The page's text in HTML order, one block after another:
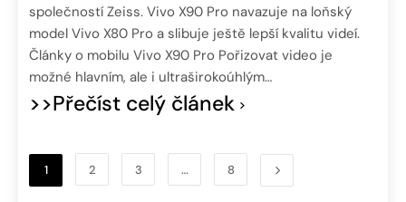
společností Zeiss. Vivo X90 Pro navazuje na loňský
model Vivo X80 Pro a slibuje ještě lepší kvalitu videí.
Články o mobilu Vivo X90 Pro Pořizovat video je
možné hlavním, ale i ultraširokoúhlým…
>>Přečíst celý článek
1 2 3 … 8